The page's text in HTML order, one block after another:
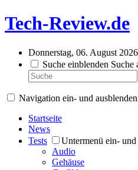
Tech-Review.de
Donnerstag, 06. August 2026
Suche einblenden Suche
Navigation ein- und ausblenden
Startseite
News
Tests
Untermenü ein- und
Audio
Gehäuse